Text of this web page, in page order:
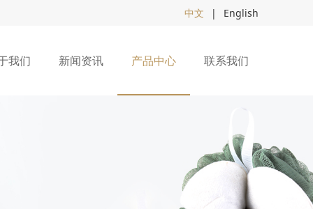
中文 | English
我们 新闻资讯 产品中心 联系我们